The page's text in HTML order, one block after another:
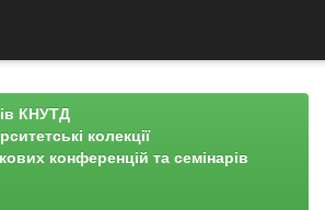
КНУТД
колекції
конференцій та семінарів